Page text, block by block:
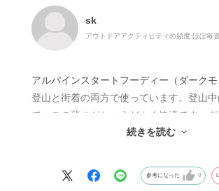
sk
アウトドアアクティビティの頻度:ほぼ毎週
アルパインスタートフーディー（ダークモ
登山と街着の両方で使っています。登山
で、この薄さがちょうどよく快適です。
で、下山後もさっと羽織ってそのまま居酒
山から街、旅行まで使える便利な一着です
ってみようと思ってます
続きを読む
参考になった 0